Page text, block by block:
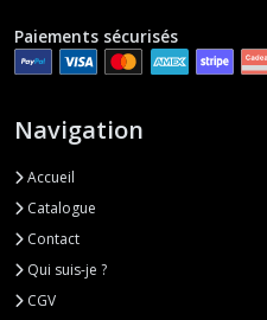
Paiements sécurisés
Navigation
Accueil
Catalogue
Contact
Qui suis-je ?
CGV